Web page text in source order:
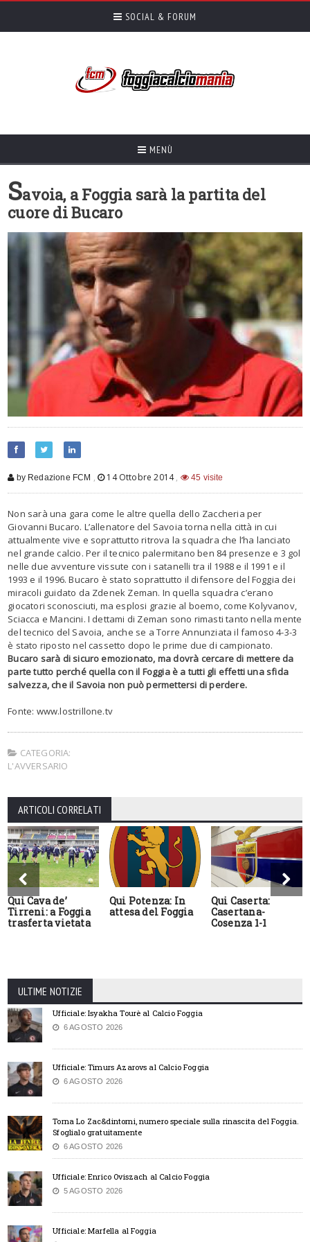
SOCIAL & FORUM
MENÙ
Savoia, a Foggia sarà la partita del
cuore di Bucaro
by Redazione FCM , 14 Ottobre 2014, 45 visite
Non sarà una gara come le altre quella dello Zaccheria per
Giovanni Bucaro. L’allenatore del Savoia torna nella città in cui
attualmente vive e soprattutto ritrova la squadra che l’ha lanciato
nel grande calcio. Per il tecnico palermitano ben 84 presenze e 3 gol
nelle due avventure vissute con i satanelli tra il 1988 e il 1991 e il
1993 e il 1996. Bucaro è stato soprattutto il difensore del Foggia dei
miracoli guidato da Zdenek Zeman. In quella squadra c’erano
giocatori sconosciuti, ma esplosi grazie al boemo, come Kolyvanov,
Sciacca e Mancini. I dettami di Zeman sono rimasti tanto nella mente
del tecnico del Savoia, anche se a Torre Annunziata il famoso 4-3-3
è stato riposto nel cassetto dopo le prime due di campionato.
Bucaro sarà di sicuro emozionato, ma dovrà cercare di mettere da
parte tutto perché quella con il Foggia è a tutti gli effetti una sfida
salvezza, che il Savoia non può permettersi di perdere.
Fonte: www.lostrillone.tv
CATEGORIA:
L'AVVERSARIO
ARTICOLI CORRELATI
Qui Cava de’
Tirreni: a Foggia
trasferta vietata
Qui Potenza: In
attesa del Foggia
Qui Caserta:
Casertana-
Cosenza 1-1
ULTIME NOTIZIE
Ufficiale: Isyakha Tourè al Calcio Foggia
6 AGOSTO 2026
Ufficiale: Timurs Azarovs al Calcio Foggia
6 AGOSTO 2026
Torna Lo Zac&dintorni, numero speciale sulla rinascita del Foggia.
Sfoglialo gratuitamente
6 AGOSTO 2026
Ufficiale: Enrico Oviszach al Calcio Foggia
5 AGOSTO 2026
Ufficiale: Marfella al Foggia